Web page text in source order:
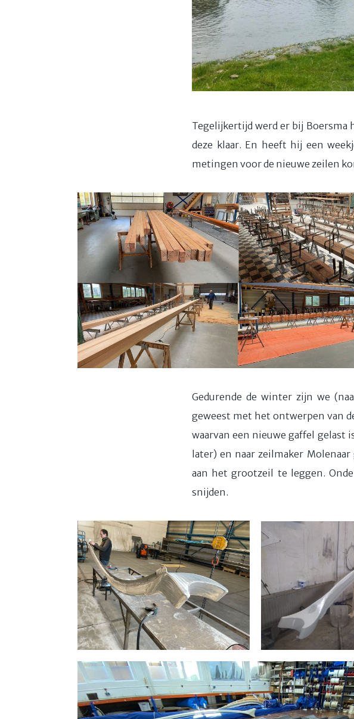
Tegelijkertijd werd er bij Boersma
deze klaar. En heeft hij een
metingen voor de nieuwe zeilen
Gedurende de winter zijn we
geweest met het ontwerpen van
waarvan een nieuwe gaffel gelast
later) en naar zeilmaker
aan het grootzeil te leggen.
snijden.